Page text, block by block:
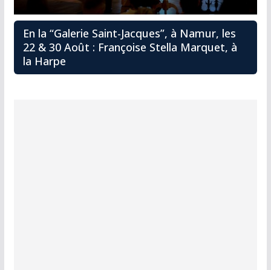
En la “Galerie Saint-Jacques”, à Namur, les
22 & 30 Août : Françoise Stella Marquet, à
la Harpe